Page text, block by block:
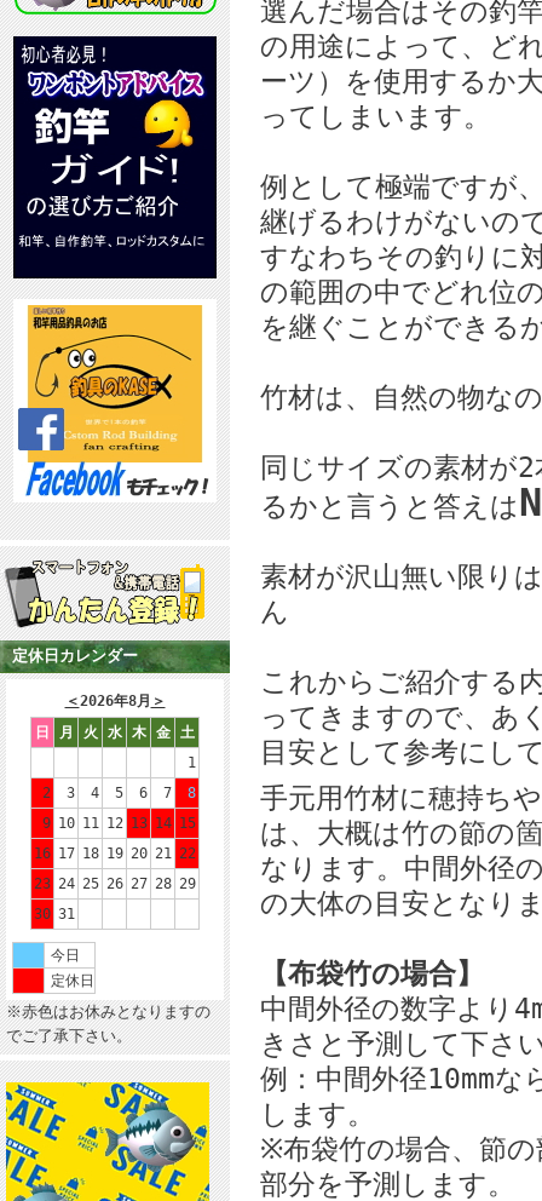
定休日カレンダー
＜2026年8月 ＞
日
月 火 水 木 金
土
1
2
3 4 5 6 7
8
9 10 11 12 13 14 15
16 17 18 19 20 21 22
23 24 25 26 27 28 29
30 31
今日
定休日
※赤色はお休みとなりますの
でご了承下さい。
選んだ場合はその釣
の用途によって、ど
ーツ）を使用するか
ってしまいます。
例として極端ですが
継げるわけがないの
すなわちその釣りに
の範囲の中でどれ位
を継ぐことができる
竹材は、自然の物な
同じサイズの素材が
るかと言うと答えは
素材が沢山無い限り
ん
これからご紹介する
ってきますので、あ
目安として参考にし
手元用竹材に穂持ち
は、大概は竹の節の
なります。中間外径
の大体の目安となり
【布袋竹の場合】
中間外径の数字より
きさと予測して下さ
例：中間外径10mm
します。
※布袋竹の場合、節
部分を予測します。